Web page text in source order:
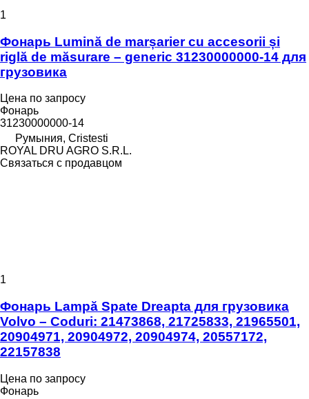
1
Фонарь Lumină de marșarier cu accesorii și
riglă de măsurare – generic 31230000000-14 для
грузовика
Цена по запросу
Фонарь
31230000000-14
Румыния, Cristesti
ROYAL DRU AGRO S.R.L.
Связаться с продавцом
1
Фонарь Lampă Spate Dreapta для грузовика
Volvo – Coduri: 21473868, 21725833, 21965501,
20904971, 20904972, 20904974, 20557172,
22157838
Цена по запросу
Фонарь